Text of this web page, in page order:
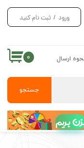
جستجو
ورود / ثبت نام کنید
۰ ارسال
بریم